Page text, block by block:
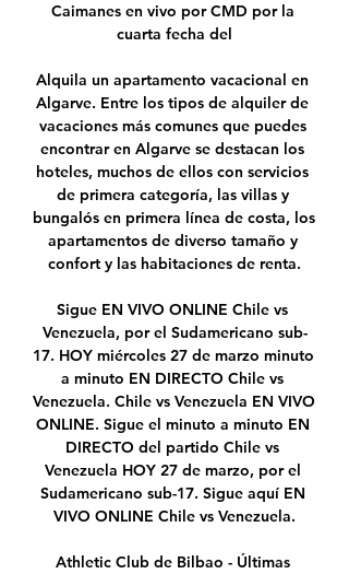
Caimanes en vivo por CMD por la
cuarta fecha del
Alquila un apartamento vacacional en
Algarve. Entre los tipos de alquiler de
vacaciones más comunes que puedes
encontrar en Algarve se destacan los
hoteles, muchos de ellos con servicios
de primera categoría, las villas y
bungalós en primera línea de costa, los
apartamentos de diverso tamaño y
confort y las habitaciones de renta.
Sigue EN VIVO ONLINE Chile vs
Venezuela, por el Sudamericano sub-
17. HOY miércoles 27 de marzo minuto
a minuto EN DIRECTO Chile vs
Venezuela. Chile vs Venezuela EN VIVO
ONLINE. Sigue el minuto a minuto EN
DIRECTO del partido Chile vs
Venezuela HOY 27 de marzo, por el
Sudamericano sub-17. Sigue aquí EN
VIVO ONLINE Chile vs Venezuela.
Athletic Club de Bilbao - Últimas